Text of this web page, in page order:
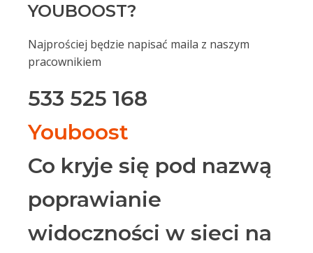
YOUBOOST?
Najprościej będzie napisać maila z naszym
pracownikiem
533 525 168
Youboost
Co kryje się pod nazwą
poprawianie
widoczności w sieci na